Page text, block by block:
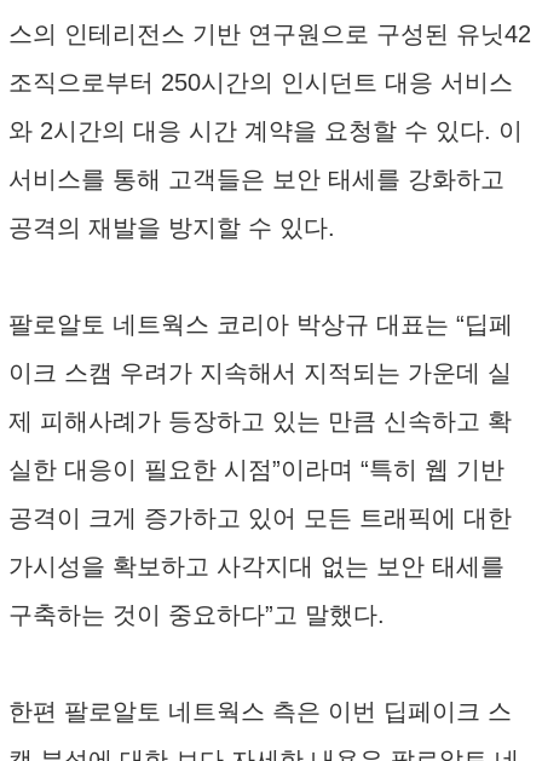
스의 인테리전스 기반 연구원으로 구성된 유닛42
조직으로부터 250시간의 인시던트 대응 서비스
와 2시간의 대응 시간 계약을 요청할 수 있다. 이
서비스를 통해 고객들은 보안 태세를 강화하고
공격의 재발을 방지할 수 있다.
팔로알토 네트웍스 코리아 박상규 대표는 “딥페
이크 스캠 우려가 지속해서 지적되는 가운데 실
제 피해사례가 등장하고 있는 만큼 신속하고 확
실한 대응이 필요한 시점”이라며 “특히 웹 기반
공격이 크게 증가하고 있어 모든 트래픽에 대한
가시성을 확보하고 사각지대 없는 보안 태세를
구축하는 것이 중요하다”고 말했다.
한편 팔로알토 네트웍스 측은 이번 딥페이크 스